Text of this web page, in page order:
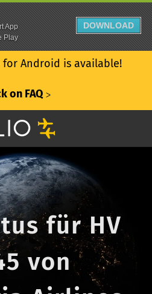
for Android is available!
on FAQ ᐳ
für HV
von
App
Play
DOWNLOAD